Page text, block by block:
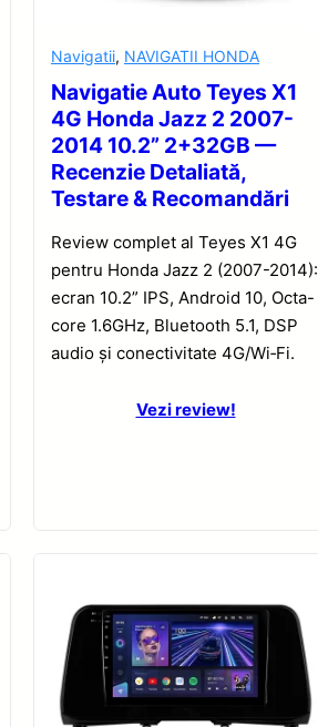
Navigatii, NAVIGATII HONDA
Navigatie Auto Teyes X1
4G Honda Jazz 2 2007-
2014 10.2” 2+32GB —
Recenzie Detaliată,
Testare & Recomandări
Review complet al Teyes X1 4G
pentru Honda Jazz 2 (2007-2014):
ecran 10.2” IPS, Android 10, Octa-
core 1.6GHz, Bluetooth 5.1, DSP
audio și conectivitate 4G/Wi‑Fi.
Vezi review!